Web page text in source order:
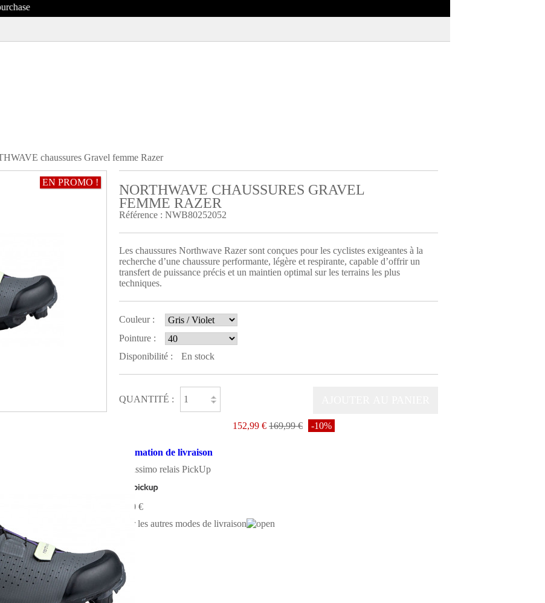
chaussures Gravel femme Razer
EN PROMO !
NORTHWAVE CHAUSSURES GRAVEL
FEMME RAZER
Référence : NWB80252052
Les chaussures Northwave Razer sont conçues pour les cyclistes exigeantes à la
recherche d’une chaussure performante, légère et respirante, capable d’offrir un
transfert de puissance précis et un maintien optimal sur les terrains les plus
techniques.
Couleur :
Pointure :
Disponibilité :
En stock
QUANTITÉ :
152,99 € 169,99 € -10%
Estimation de livraison
Colissimo relais PickUp
0,00 €
Voir les autres modes de livraison